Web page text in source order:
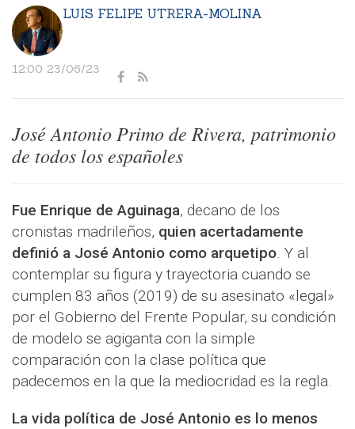
LUIS FELIPE UTRERA-MOLINA
12:00 23/06/23
José Antonio Primo de Rivera, patrimonio
de todos los españoles
Fue Enrique de Aguinaga, decano de los
cronistas madrileños, quien acertadamente
definió a José Antonio como arquetipo. Y al
contemplar su figura y trayectoria cuando se
cumplen 83 años (2019) de su asesinato «legal»
por el Gobierno del Frente Popular, su condición
de modelo se agiganta con la simple
comparación con la clase política que
padecemos en la que la mediocridad es la regla.
La vida política de José Antonio es lo menos